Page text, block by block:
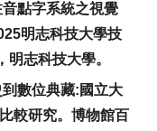
點字系統之視覺
明志科技大學技
明志科技大學。
數位典藏:國立大
較研究。博物館百